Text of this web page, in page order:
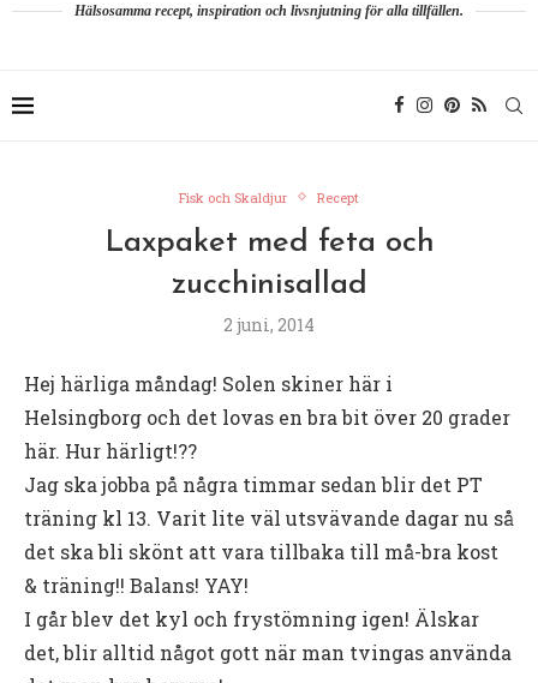
Hälsosamma recept, inspiration och livsnjutning för alla tillfällen.
Fisk och Skaldjur Recept
Laxpaket med feta och
zucchinisallad
2 juni, 2014
Hej härliga måndag! Solen skiner här i
Helsingborg och det lovas en bra bit över 20 grader
här. Hur härligt!??
Jag ska jobba på några timmar sedan blir det PT
träning kl 13. Varit lite väl utsvävande dagar nu så
det ska bli skönt att vara tillbaka till må-bra kost
& träning!! Balans! YAY!
I går blev det kyl och frystömning igen! Älskar
det, blir alltid något gott när man tvingas använda